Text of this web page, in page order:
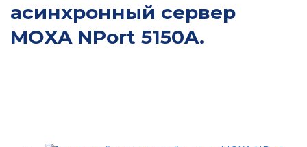
асинхронный сервер
MOXA NPort 5150A.